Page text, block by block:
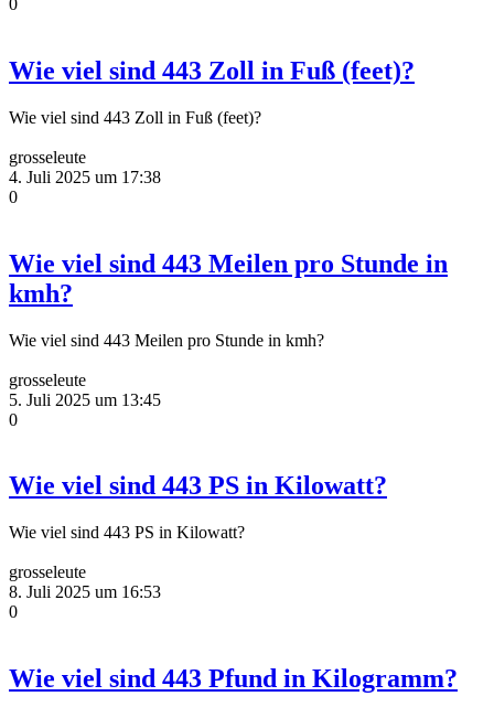
0
Wie viel sind 443 Zoll in Fuß (feet)?
Wie viel sind 443 Zoll in Fuß (feet)?
grosseleute
4. Juli 2025 um 17:38
0
Wie viel sind 443 Meilen pro Stunde in
kmh?
Wie viel sind 443 Meilen pro Stunde in kmh?
grosseleute
5. Juli 2025 um 13:45
0
Wie viel sind 443 PS in Kilowatt?
Wie viel sind 443 PS in Kilowatt?
grosseleute
8. Juli 2025 um 16:53
0
Wie viel sind 443 Pfund in Kilogramm?